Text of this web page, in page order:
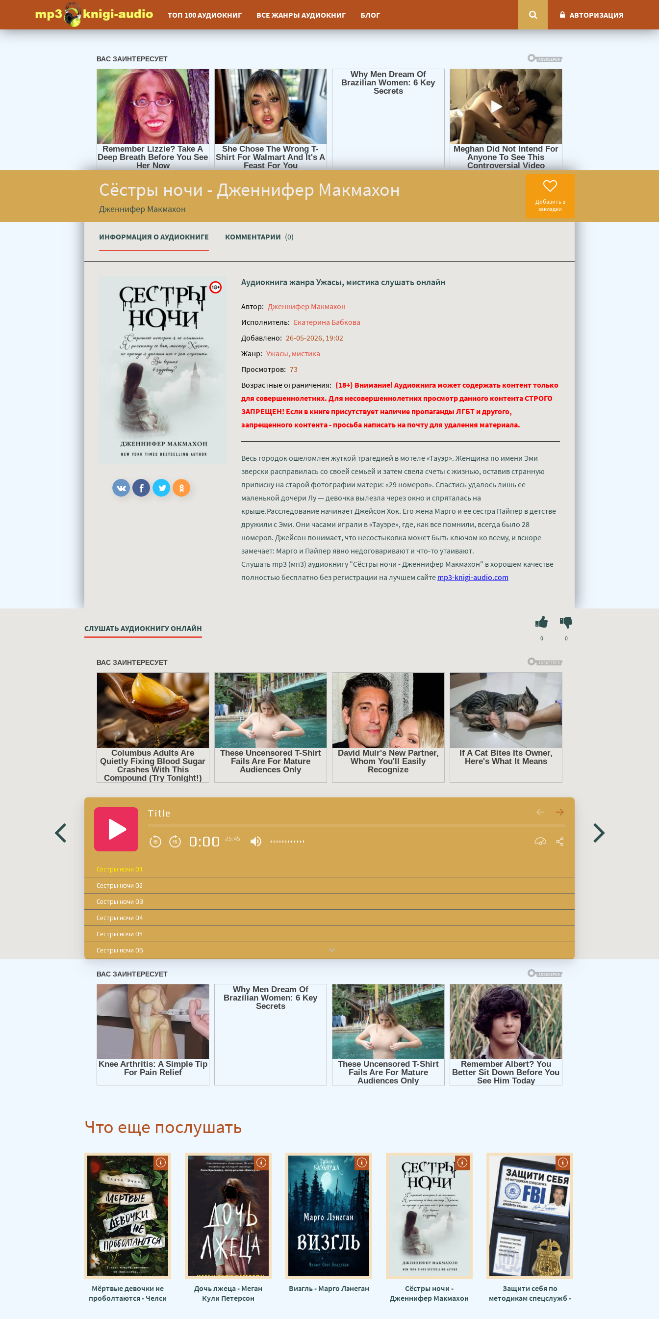
ТОП 100 АУДИОКНИГ ВСЕ ЖАНРЫ АУДИОКНИГ БЛОГ АВТОРИЗАЦИЯ
Сёстры ночи - Дженнифер Макмахон
Дженнифер Макмахон
Добавить в
закладки
ИНФОРМАЦИЯ О АУДИОКНИГЕ КОММЕНТАРИИ (0)
Аудиокнига жанра Ужасы, мистика слушать онлайн
Автор: Дженнифер Макмахон
Исполнитель: Екатерина Бабкова
Добавлено: 26-05-2026, 19:02
Жанр: Ужасы, мистика
Просмотров: 73
Возрастные ограничения: (18+) Внимание! Аудиокнига может содержать контент только
для совершеннолетних. Для несовершеннолетних просмотр данного контента СТРОГО
ЗАПРЕЩЕН! Если в книге присутствует наличие пропаганды ЛГБТ и другого,
запрещенного контента - просьба написать на почту для удаления материала.
Весь городок ошеломлен жуткой трагедией в мотеле «Тауэр». Женщина по имени Эми
зверски расправилась со своей семьей и затем свела счеты с жизнью, оставив странную
приписку на старой фотографии матери: «29 номеров». Спастись удалось лишь ее
маленькой дочери Лу — девочка вылезла через окно и спряталась на
крыше.Расследование начинает Джейсон Хок. Его жена Марго и ее сестра Пайпер в детстве
дружили с Эми. Они часами играли в «Тауэре», где, как все помнили, всегда было 28
номеров. Джейсон понимает, что несостыковка может быть ключом ко всему, и вскоре
замечает: Марго и Пайпер явно недоговаривают и что-то утаивают.
Слушать mp3 (мп3) аудиокнигу "Сёстры ночи - Дженнифер Макмахон" в хорошем качестве
полностью бесплатно без регистрации на лучшем сайте mp3-knigi-audio.com
СЛУШАТЬ АУДИОКНИГУ ОНЛАЙН
0 0
Title
0:00 25:45
Сестры ночи 01
Сестры ночи 02
Сестры ночи 03
Сестры ночи 04
Сестры ночи 05
Сестры ночи 06
Сестры ночи 08
Сестры ночи 09
Сестры ночи 10
Сестры ночи 11
Сестры ночи 12
Сестры ночи 13
Сестры ночи 17
Сестры ночи 19
Сестры ночи 20
Сестры ночи 21
Сестры ночи 22
Что еще послушать
Мёртвые девочки не
проболтаются - Челси
Дочь лжеца - Меган
Кули Петерсон
Визгль - Марго Лэнеган
Сёстры ночи -
Дженнифер Макмахон
Защити себя по
методикам спецслужб -